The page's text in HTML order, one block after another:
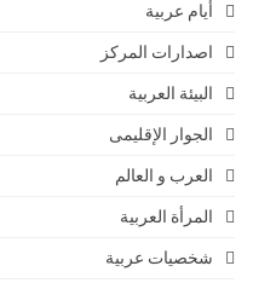
أيام عربية
اصدارات المركز
البيئة العربية
الجوار الإقليمى
العرب و العالم
المرأة العربية
شخصيات عربية